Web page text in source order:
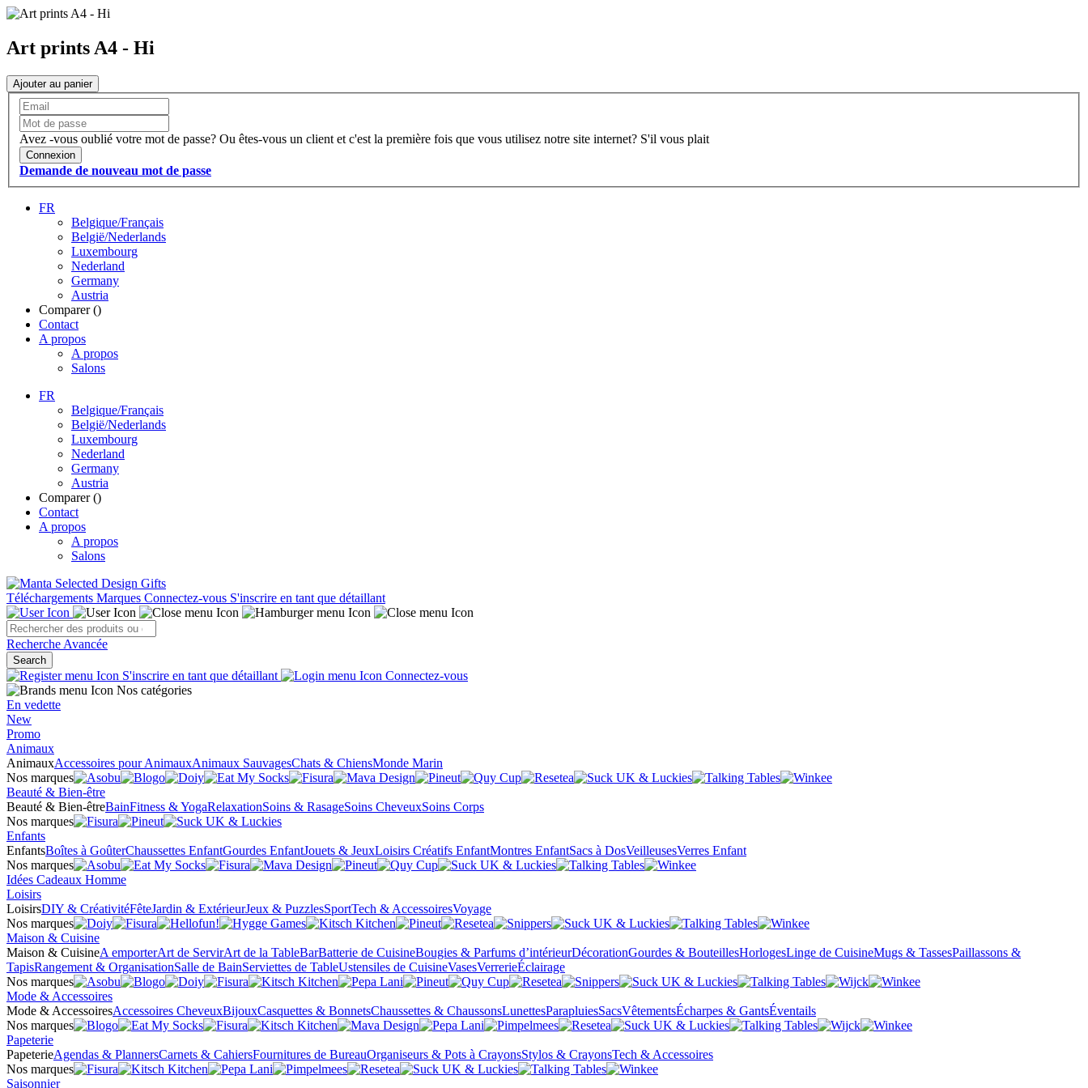
Art prints A4 - Hi
Ajouter au panier
Avez -vous oublié votre mot de passe? Ou êtes-vous un client et c'est la première fois que vous utilisez notre site internet? S'il vous plait
Connexion
Demande de nouveau mot de passe
FR
Belgique/Français
België/Nederlands
Luxembourg
Nederland
Germany
Austria
Comparer ()
Contact
A propos
A propos
Salons
FR
Belgique/Français
België/Nederlands
Luxembourg
Nederland
Germany
Austria
Comparer ()
Contact
A propos
A propos
Salons
Téléchargements Marques Connectez-vous S'inscrire en tant que détaillant
Recherche Avancée
Search
S'inscrire en tant que détaillant
Connectez-vous
Nos catégories
En vedette
New
Promo
Animaux
AnimauxAccessoires pour AnimauxAnimaux SauvagesChats & ChiensMonde Marin
Nos marques
Beauté & Bien-être
Beauté & Bien-êtreBainFitness & YogaRelaxationSoins & RasageSoins CheveuxSoins Corps
Nos marques
Enfants
EnfantsBoîtes à GoûterChaussettes EnfantGourdes EnfantJouets & JeuxLoisirs Créatifs EnfantMontres EnfantSacs à DosVeilleusesVerres Enfant
Nos marques
Idées Cadeaux Homme
Loisirs
LoisirsDIY & CréativitéFêteJardin & ExtérieurJeux & PuzzlesSportTech & AccessoiresVoyage
Nos marques
Maison & Cuisine
Maison & CuisineA emporterArt de ServirArt de la TableBarBatterie de CuisineBougies & Parfums d’intérieurDécorationGourdes & BouteillesHorlogesLinge de CuisineMugs & TassesPaillassons &
TapisRangement & OrganisationSalle de BainServiettes de TableUstensiles de CuisineVasesVerrerieÉclairage
Nos marques
Mode & Accessoires
Mode & AccessoiresAccessoires CheveuxBijouxCasquettes & BonnetsChaussettes & ChaussonsLunettesParapluiesSacsVêtementsÉcharpes & GantsÉventails
Nos marques
Papeterie
PapeterieAgendas & PlannersCarnets & CahiersFournitures de BureauOrganiseurs & Pots à CrayonsStylos & CrayonsTech & Accessoires
Nos marques
Saisonnier